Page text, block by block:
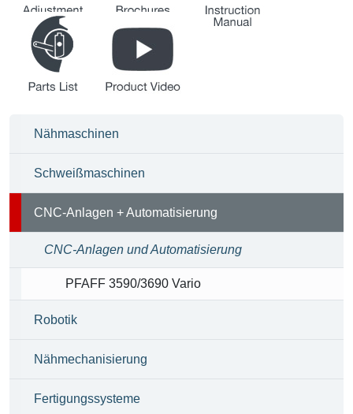
Nähmaschinen
Schweißmaschinen
CNC-Anlagen + Automatisierung
CNC-Anlagen und Automatisierung
PFAFF 3590/3690 Vario
Robotik
Nähmechanisierung
Fertigungssysteme